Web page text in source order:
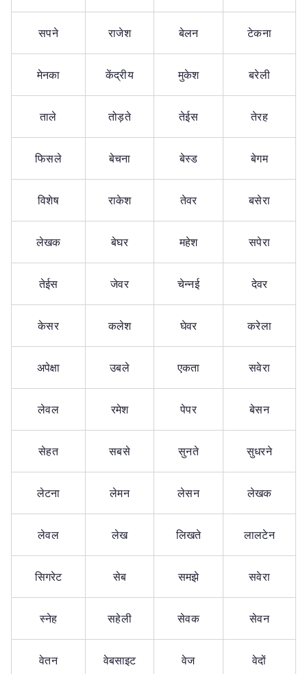
सपने राजेश बेलन टेकना
मेनका केंद्रीय मुकेश बरेली
ताले तोड़ते तेईस तेरह
फिसले बेचना बेस्ड बेगम
विशेष राकेश तेवर बसेरा
लेखक बेघर महेश सपेरा
तेईस जेवर चेन्नई देवर
केसर कलेश घेवर करेला
अपेक्षा उबले एकता सवेरा
लेवल रमेश पेपर बेसन
सेहत सबसे सुनते सुधरने
लेटना लेमन लेसन लेखक
लेवल लेख लिखते लालटेन
सिगरेट सेब समझे सवेरा
स्नेह सहेली सेवक सेवन
वेतन वेबसाइट वेज वेदों